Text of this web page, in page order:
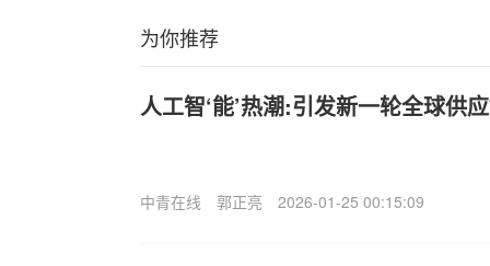
为你推荐
人工智‘能’热潮:引发新一轮全球供
中青在线 郭正亮 2026-01-25 00:15:09